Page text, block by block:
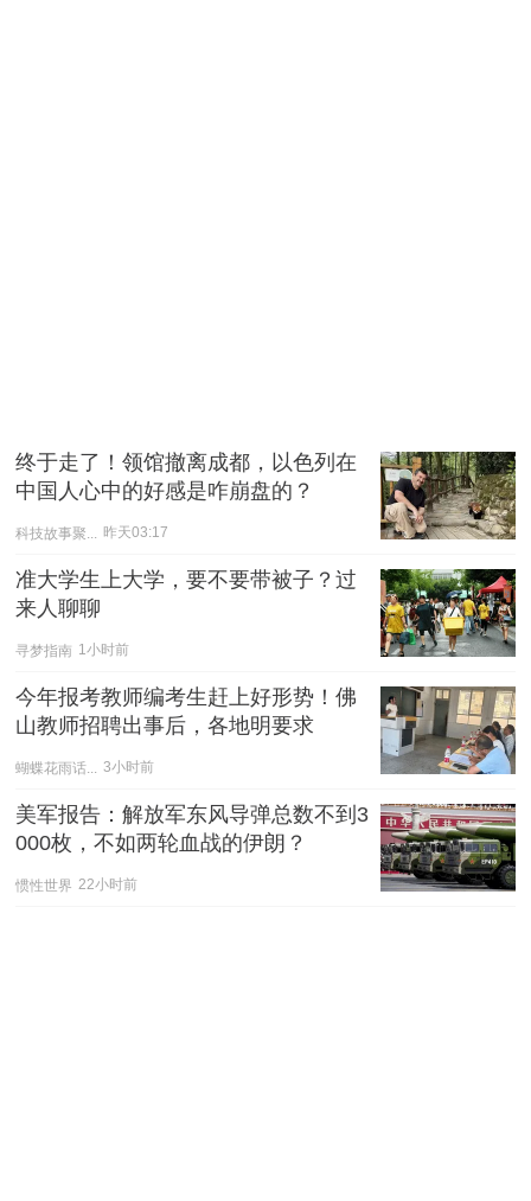
终于走了！领馆撤离成都，以色列在
中国人心中的好感是咋崩盘的？
科技故事聚... 昨天03:17
准大学生上大学，要不要带被子？过
来人聊聊
寻梦指南 1小时前
今年报考教师编考生赶上好形势！佛
山教师招聘出事后，各地明要求
蝴蝶花雨话... 3小时前
美军报告：解放军东风导弹总数不到3
000枚，不如两轮血战的伊朗？
惯性世界 22小时前